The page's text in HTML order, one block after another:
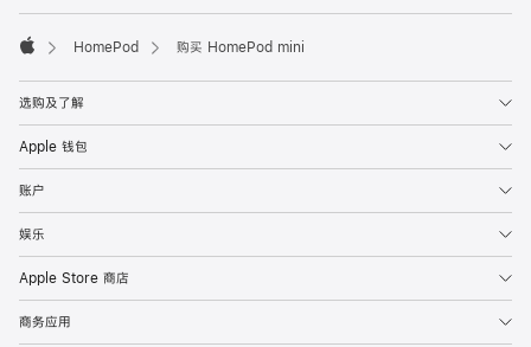
HomePod 购买 HomePod mini
选购及了解
Apple 钱包
账户
娱乐
Apple Store 商店
商务应用